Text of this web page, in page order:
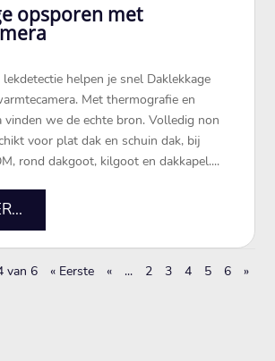
opsporen met
helpen je snel Daklekkage
Met thermografie en
vinden we de echte bron.​ Volledig non
voor plat dak en schuin dak, bij
rond dakgoot, kilgoot en dakkapel.​...
van 6 « Eerste « ... 2 3 4 5 6 »